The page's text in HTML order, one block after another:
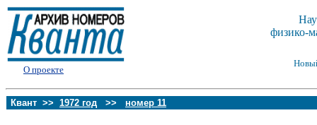
О проекте
физико-
Квант >> 1972 год >> номер 11